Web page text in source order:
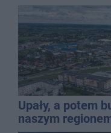
Upały, a potem
naszym